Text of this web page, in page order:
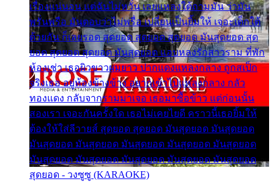
เรื่องแน่นอน แต่ฉันไม่หวั่น เลยแหลงใต้ถามมัน ว่ามัน
พรั่นพรือ มันตอบว่าไม่พรื่อ เปลี่ยนเป็นยิ้มให้ เจอะเด็กใต้
ด้วยกัน ก็เลยรอด สุดยอด สุดยอด สุดยอด มันสุดยอด สุด
ยอด สุดยอด สุดยอด มันสุดยอด แอบหลงรักสาวราม ที่พัก
ห้องเช่า เธอผิวขาวผมยาว ปากแดงแหลงกลาง ถูกสเป็ก
จริงเธอ อยู่ห้องข้างข้าง อยากเข้าไปแหลงกลาง กลัว
ทองแดง กลับจากรามมาเจอ เธอมาซื้อข้าว แต่ก่อนนั้น
สองเรา เจอะกันครั้งใด เธอไม่เคยไยดี คราวนี้เธอยิ้มให้
ต้องให้ใส่ลีวายส์ สุดยอด สุดยอด มันสุดยอด มันสุดยอด
มันสุดยอด มันสุดยอด มันสุดยอด มันสุดยอด มันสุดยอด
มันสุดยอด มันสุดยอด มันสุดยอด มันสุดยอด มันสุดยอด
สุดยอด - วงซูซู (KARAOKE)